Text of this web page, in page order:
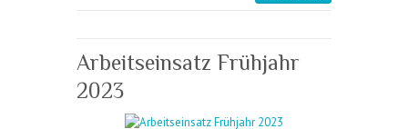
Arbeitseinsatz Frühjahr
2023